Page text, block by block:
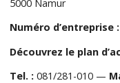
5000 Namur
Numéro d’entreprise :
Découvrez le plan
Tel. : 081/281-010 —